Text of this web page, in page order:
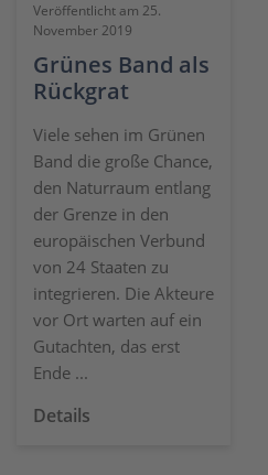
Veröffentlicht am 25.
November 2019
Grünes Band als
Rückgrat
Viele sehen im Grünen
Band die große Chance,
den Naturraum entlang
der Grenze in den
europäischen Verbund
von 24 Staaten zu
integrieren. Die Akteure
vor Ort warten auf ein
Gutachten, das erst
Ende ...
Details